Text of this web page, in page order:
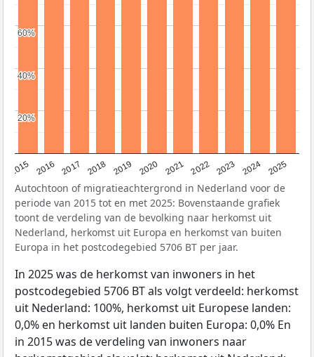
2015 2016 2017 2018 2019 2020 2021 2022 2023 2024 2025
20%
20%
40%
40%
60%
60%
Autochtoon of migratieachtergrond in Nederland voor de
periode van 2015 tot en met 2025: Bovenstaande grafiek
toont de verdeling van de bevolking naar herkomst uit
Nederland, herkomst uit Europa en herkomst van buiten
Europa in het postcodegebied 5706 BT per jaar.
In 2025 was de herkomst van inwoners in het
postcodegebied 5706 BT als volgt verdeeld: herkomst
uit Nederland: 100%, herkomst uit Europese landen:
0,0% en herkomst uit landen buiten Europa: 0,0% En
in 2015 was de verdeling van inwoners naar